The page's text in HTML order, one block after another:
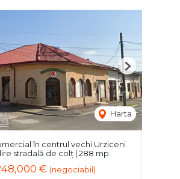
Harta
Next
în centrul vechi Urziceni
stradală de colț | 288 mp
€ (negociabil)